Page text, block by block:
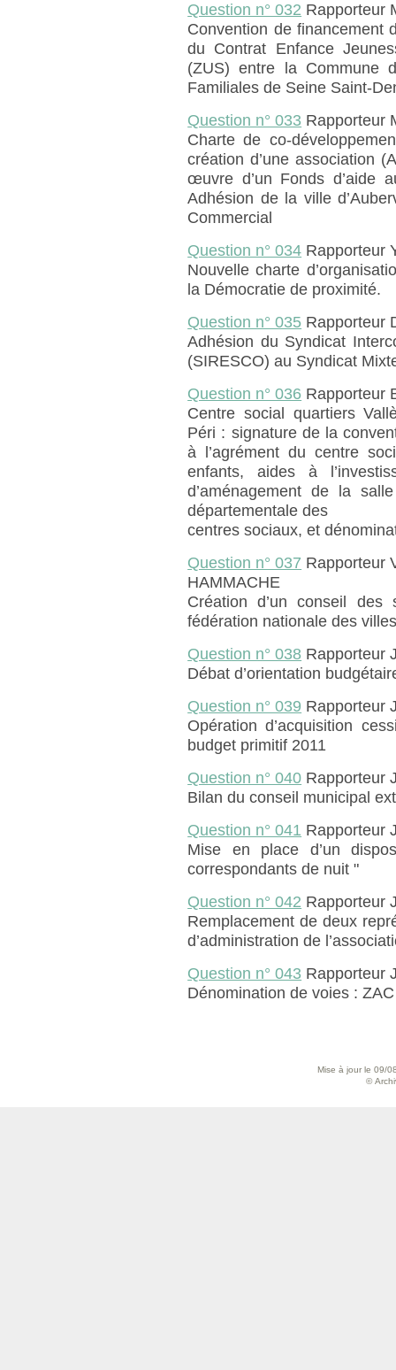
Question n° 032 Rapporteur
Convention de financement
du Contrat Enfance
(ZUS) entre la Commune
Familiales de Seine Saint-
Question n° 033 Rapporteur
Charte de co-
création d’une association
œuvre d’un Fonds d’aide
Adhésion de la ville
Commercial
Question n° 034 Rapporteur
Nouvelle charte
la Démocratie de proximité.
Question n° 035 Rapporteur
Adhésion du Syndicat
(SIRESCO) au Syndicat
Question n° 036 Rapporteur
Centre social quartiers
Péri : signature de la
à l’agrément du centre
enfants, aides à
d’aménagement de la
départementale des
centres sociaux, et
Question n° 037 Rapporteur
HAMMACHE
Création d’un conseil
fédération nationale des
Question n° 038 Rapporteur
Débat d’orientation
Question n° 039 Rapporteur
Opération d’acquisition
budget primitif 2011
Question n° 040 Rapporteur
Bilan du conseil municipal
Question n° 041 Rapporteur
Mise en place d’un
correspondants de nuit "
Question n° 042 Rapporteur
Remplacement de deux
d’administration de
Question n° 043 Rapporteur
Dénomination de voies :
Mise à jour le 09/
©